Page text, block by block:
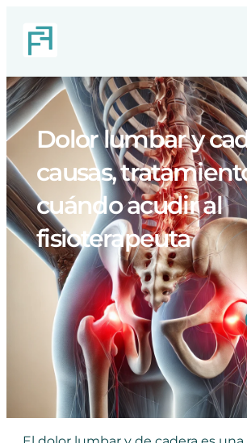
Dolor lumbar y
causas,
cuándo acudir al
fisioterapeuta